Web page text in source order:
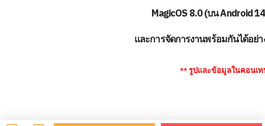
MagicOS 8.0 (บน Android
และการจัดการงานพร้อมกันได้อย่
** รูปและข้อมูลในคอนเ